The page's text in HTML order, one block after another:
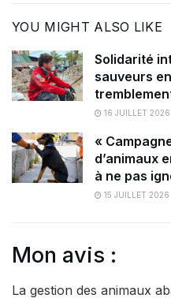
YOU MIGHT ALSO LIKE
Solidarité
sauveurs
16 JUILLET 2026
«
d’animaux
à ne pas
15 JUILLET 2026
Mon avis :
La gestion des animaux